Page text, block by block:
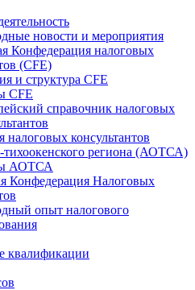
новости и мероприятия
Конфедерация налоговых
(CFE)
и структура CFE
CFE
справочник налоговых
налоговых консультантов
тихоокенского региона (АОТСА)
АОТСА
Конфедерация Налоговых
опыт налогового
квалификации